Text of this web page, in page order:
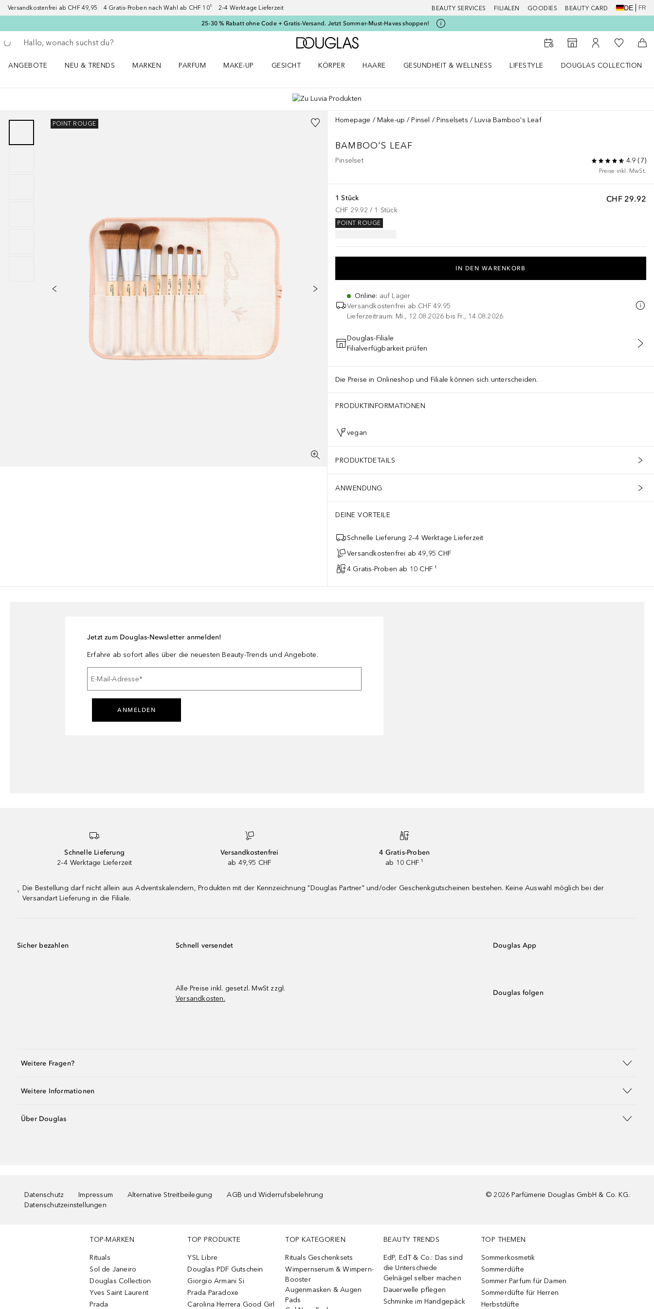
Versandkostenfrei ab CHF 49,95 4 Gratis-Proben nach Wahl ab CHF 10¹ 2–4 Werktage Lieferzeit BEAUTY SERVICES FILIALEN GOODIES BEAUTY CARD DE FR
25-30 % Rabatt ohne Code + Gratis-Versand. Jetzt Sommer-Must-Haves shoppen!
Gehe zurück
Suche ausführen
Zur Douglas Startseite
Zum Storefinder
Zu Meinem
Zu Meiner
ANGEBOTE
NEU & TRENDS
MARKEN
PARFUM
MAKE-UP
GESICHT
KÖRPER
HAARE
GESUNDHEIT & WELLNESS
LIFESTYLE
DOUGLAS COLLECTION
POINT ROUGE Homepage Make-up Pinsel Pinselsets Luvia Bamboo's Leaf
BAMBOO'S LEAF
Pinselset 4.9 (7)
Preise inkl. MwSt.
CHF 29.92
1 Stück
CHF 29.92 / 1 Stück
POINT ROUGE
IN DEN WARENKORB
Online: auf Lager
Versandkostenfrei ab CHF 49.95
Lieferzeitraum: Mi., 12.08.2026 bis Fr., 14.08.2026
Douglas-Filiale
Filialverfügbarkeit prüfen
Die Preise in Onlineshop und Filiale können sich unterscheiden.
PRODUKTINFORMATIONEN
vegan
PRODUKTDETAILS
ANWENDUNG
DEINE VORTEILE
Schnelle Lieferung 2–4 Werktage Lieferzeit
Versandkostenfrei ab 49,95 CHF
4 Gratis-Proben ab 10 CHF ¹
Jetzt zum Douglas-Newsletter anmelden!
Erfahre ab sofort alles über die neuesten Beauty-Trends und Angebote.
E-Mail-Adresse*
ANMELDEN
Schnelle Lieferung
2–4 Werktage Lieferzeit
Versandkostenfrei
ab 49,95 CHF
4 Gratis-Proben
ab 10 CHF ¹
¹
Die Bestellung darf nicht allein aus Adventskalendern, Produkten mit der Kennzeichnung "Douglas Partner" und/oder Geschenkgutscheinen bestehen. Keine Auswahl möglich bei der
Versandart Lieferung in die Filiale.
Sicher bezahlen Schnell versendet
Alle Preise inkl. gesetzl. MwSt zzgl.
Versandkosten.
Douglas App
Douglas folgen
Weitere Fragen?
Weitere Informationen
Über Douglas
Datenschutz Impressum Alternative Streitbeilegung
AGB und Widerrufsbelehrung
Datenschutzeinstellungen
© 2026 Parfümerie Douglas GmbH & Co. KG.
TOP-MARKEN
Rituals
Sol de Janeiro
Douglas Collection
Yves Saint Laurent
Prada
TOP PRODUKTE
YSL Libre
Douglas PDF Gutschein
Giorgio Armani Si
Prada Paradoxe
Carolina Herrera Good Girl
TOP KATEGORIEN
Rituals Geschenksets
Wimpernserum & Wimpern-
Booster
Augenmasken & Augen
Pads
BEAUTY TRENDS
EdP, EdT & Co.: Das sind
die Unterschiede
Gelnägel selber machen
Dauerwelle pflegen
Schminke im Handgepäck
TOP THEMEN
Sommerkosmetik
Sommerdüfte
Sommer Parfum für Damen
Sommerdüfte für Herren
Herbstdüfte